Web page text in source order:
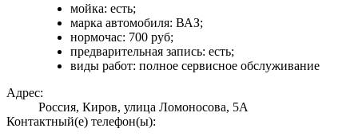
мойка: есть;
марка автомобиля: ВАЗ;
нормочас: 700 руб;
предварительная запись: есть;
виды работ: полное сервисное обслуживание
Адрес:
Россия, Киров, улица Ломоносова, 5А
Контактный(е) телефон(ы):